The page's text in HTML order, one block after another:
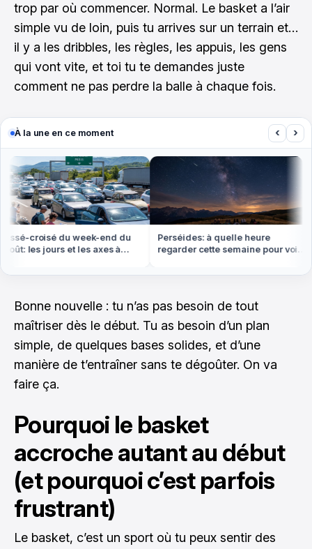
trop par où commencer. Normal. Le basket a l’air
simple vu de loin, puis tu arrives sur un terrain et…
il y a les dribbles, les règles, les appuis, les gens
qui vont vite, et toi tu te demandes juste
comment ne pas perdre la balle à chaque fois.
À la une en ce moment ‹ ›
croisé du week-end du
les jours et les axes à
Perséides: à quelle heure
regarder cette semaine pour voir
Bonne nouvelle : tu n’as pas besoin de tout
maîtriser dès le début. Tu as besoin d’un plan
simple, de quelques bases solides, et d’une
manière de t’entraîner sans te dégoûter. On va
faire ça.
Pourquoi le basket
accroche autant au début
(et pourquoi c’est parfois
frustrant)
Le basket, c’est un sport où tu peux sentir des